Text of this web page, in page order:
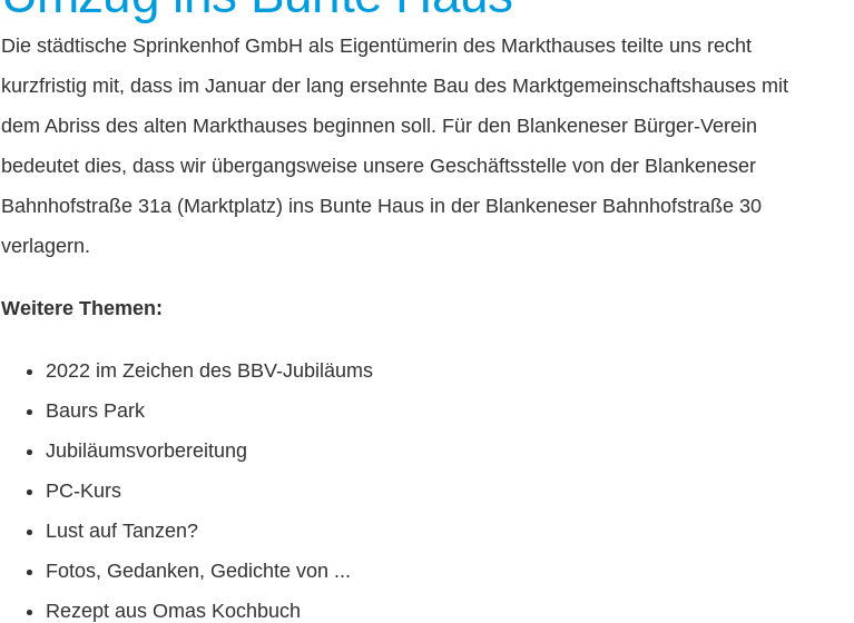
Die städtische Sprinkenhof GmbH als Eigentümerin des Markthauses teilte uns recht
kurzfristig mit, dass im Januar der lang ersehnte Bau des Marktgemeinschaftshauses mit
dem Abriss des alten Markthauses beginnen soll. Für den Blankeneser Bürger-Verein
bedeutet dies, dass wir übergangsweise unsere Geschäftsstelle von der Blankeneser
Bahnhofstraße 31a (Marktplatz) ins Bunte Haus in der Blankeneser Bahnhofstraße 30
verlagern.
Weitere Themen:
2022 im Zeichen des BBV-Jubiläums
Baurs Park
Jubiläumsvorbereitung
PC-Kurs
Lust auf Tanzen?
Fotos, Gedanken, Gedichte von ...
Rezept aus Omas Kochbuch